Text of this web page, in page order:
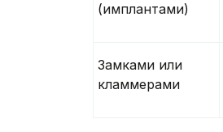
(имплантами)
Замками или
кламмерами